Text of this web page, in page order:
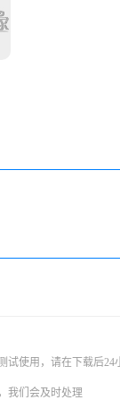
使用，请在下载后
我们会及时处理